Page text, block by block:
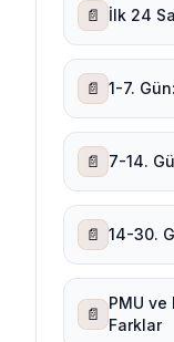
📄 İlk 24
📄 1-7.
📄 7-14.
📄 14-30.
📄
PMU ve
Farklar